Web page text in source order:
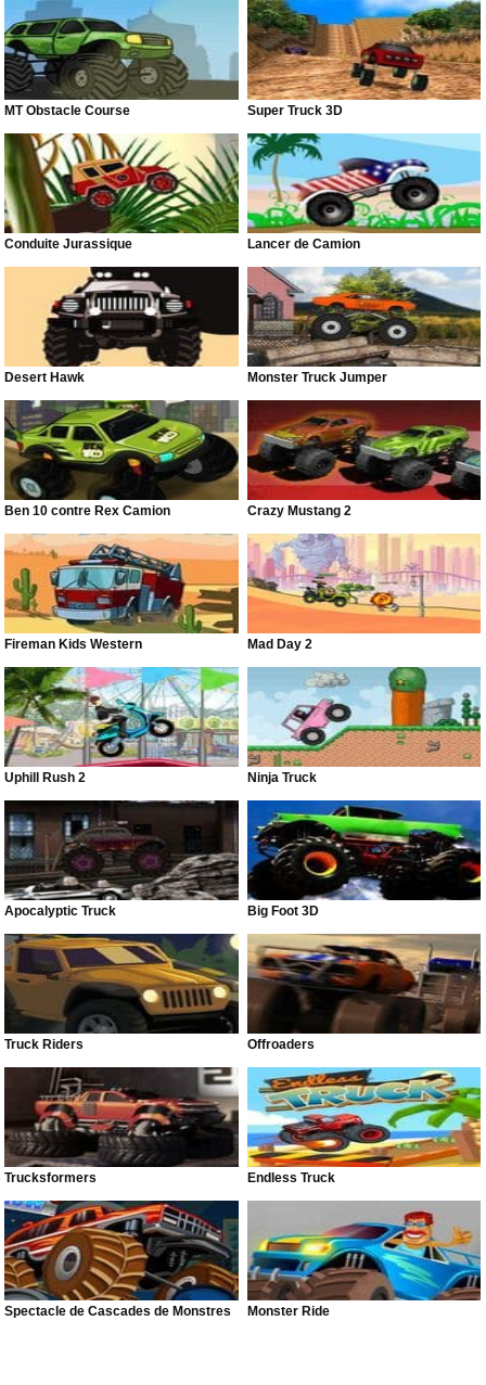
MT Obstacle Course Super Truck 3D
Conduite Jurassique Lancer de Camion
Desert Hawk Monster Truck Jumper
Ben 10 contre Rex Camion Crazy Mustang 2
Fireman Kids Western Mad Day 2
Uphill Rush 2 Ninja Truck
Apocalyptic Truck Big Foot 3D
Truck Riders Offroaders
Trucksformers Endless Truck
Spectacle de Cascades de Monstres Monster Ride